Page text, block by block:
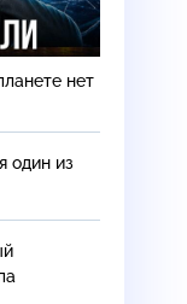
нет
один из